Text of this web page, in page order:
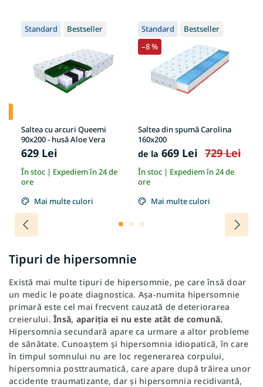
Standard Bestseller
Saltea cu arcuri Queemi
90x200 - husă Aloe Vera
629 Lei
În stoc | Expediem în 24 de
ore
Mai multe culori
Standard
Bestseller
–8 %
Saltea din spumă Carolina
160x200
de la 669 Lei 729 Lei
În stoc | Expediem în 24 de
ore
Mai multe culori
Tipuri de hipersomnie
Există mai multe tipuri de hipersomnie, pe care însă doar
un medic le poate diagnostica. Așa-numita hipersomnie
primară este cel mai frecvent cauzată de deteriorarea
creierului. Însă, apariția ei nu este atât de comună.
Hipersomnia secundară apare ca urmare a altor probleme
de sănătate. Cunoaștem și hipersomnia idiopatică, în care
în timpul somnului nu are loc regenerarea corpului,
hipersomnia posttraumatică, care apare după trăirea unor
accidente traumatizante, dar și hipersomnia recidivantă,